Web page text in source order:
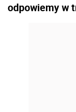
odpowiemy w